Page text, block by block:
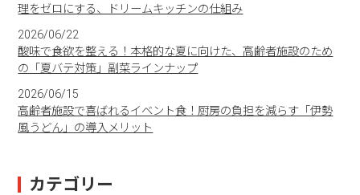
理をゼロにする、ドリームキッチンの仕組み
2026/06/22
酸味で食欲を整える！本格的な夏に向けた、高齢者施設のため
の「夏バテ対策」副菜ラインナップ
2026/06/15
高齢者施設で喜ばれるイベント食！厨房の負担を減らす「伊勢
風うどん」の導入メリット
カテゴリー